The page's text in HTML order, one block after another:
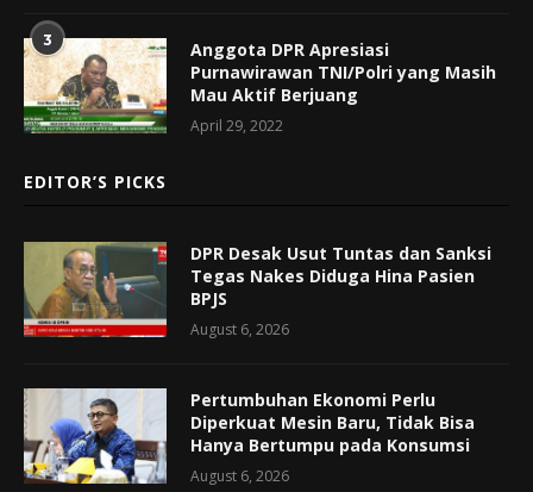
3
Anggota DPR Apresiasi
Purnawirawan TNI/Polri yang Masih
Mau Aktif Berjuang
April 29, 2022
EDITOR’S PICKS
DPR Desak Usut Tuntas dan Sanksi
Tegas Nakes Diduga Hina Pasien
BPJS
August 6, 2026
Pertumbuhan Ekonomi Perlu
Diperkuat Mesin Baru, Tidak Bisa
Hanya Bertumpu pada Konsumsi
August 6, 2026